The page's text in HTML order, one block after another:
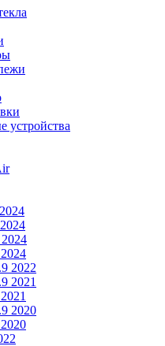
устройства
2022
2021
2020